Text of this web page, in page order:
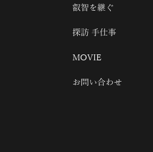
叡智を継ぐ
探訪 手仕事
MOVIE
お問い合わせ